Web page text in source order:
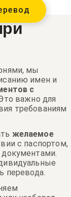
мы
имен и
с
важно для
требованиям
желаемое
с паспортом,
перевода.